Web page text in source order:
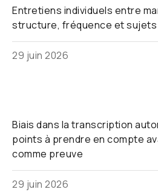
Entretiens individuels entre
structure, fréquence et sujets
29 juin 2026
Biais dans la transcription
points à prendre en compte
comme preuve
29 juin 2026